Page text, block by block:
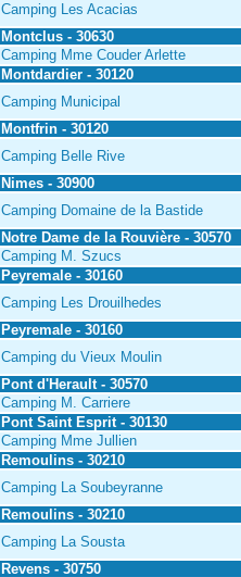
Camping Les Acacias
Montclus - 30630
Camping Mme Couder Arlette
Montdardier - 30120
Camping Municipal
Montfrin - 30120
Camping Belle Rive
Nimes - 30900
Camping Domaine de la Bastide
Notre Dame de la Rouvière - 30570
Camping M. Szucs
Peyremale - 30160
Camping Les Drouilhedes
Peyremale - 30160
Camping du Vieux Moulin
Pont d'Herault - 30570
Camping M. Carriere
Pont Saint Esprit - 30130
Camping Mme Jullien
Remoulins - 30210
Camping La Soubeyranne
Remoulins - 30210
Camping La Sousta
Revens - 30750